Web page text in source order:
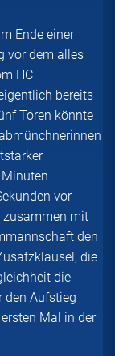
Ende einer
vor dem alles
HC
bereits
Toren könnte
vor
zusammen mit
den
die
die
den Aufstieg
Mal in der